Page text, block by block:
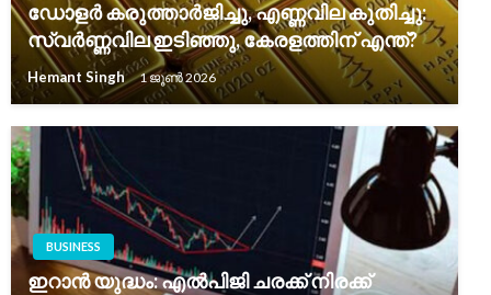
ഡോളർ കരുത്താർജിച്ചു, എണ്ണവില കുതിച്ചു:
സ്വർണ്ണവില ഇടിഞ്ഞു, കേരളത്തിന് എന്ത്?
Hemant Singh 1 ജൂൺ 2026
BUSINESS
ഇറാൻ യുദ്ധം: എൽപിജി ചരക്ക് നിരക്ക്